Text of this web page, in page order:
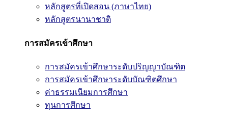
หลักสูตรที่เปิดสอน (ภาษาไทย)
หลักสูตรนานาชาติ
การสมัครเข้าศึกษา
การสมัครเข้าศึกษาระดับปริญญาบัณฑิต
การสมัครเข้าศึกษาระดับบัณฑิตศึกษา
ค่าธรรมเนียมการศึกษา
ทุนการศึกษา